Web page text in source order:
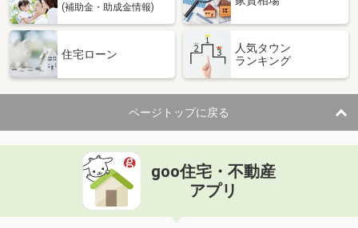
長崎県長崎市出雲１
住 所
長崎県長崎市出雲１
専有面積 19.6m²
間取り
1K
長崎県長崎市出雲１
価 格
住 所
長崎県長崎市出雲１
専有面積 19.6m²
(補助金・助成金情報)
住宅ローン
人気タウン
ランキング
ページトップに戻る
goo住宅・不動産
アプリ